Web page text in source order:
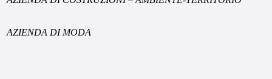
AZIENDA DI MODA